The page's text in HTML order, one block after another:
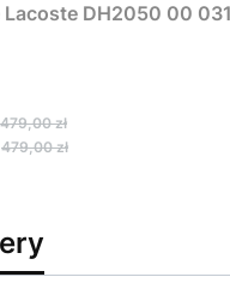
Lacoste DH2050 00
479,00 zł
479,00 zł